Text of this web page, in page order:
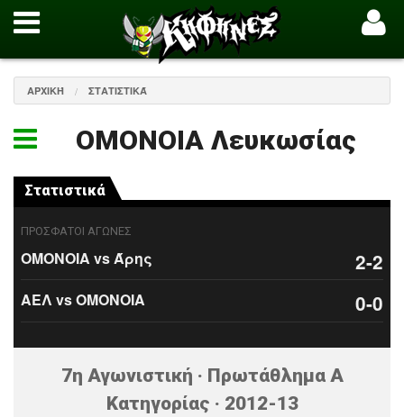
ΑΡΧΙΚΉ ΣΤΑΤΙΣΤΙΚΆ
ΟΜΟΝΟΙΑ Λευκωσίας
Στατιστικά
ΠΡΟΣΦΑΤΟΙ ΑΓΩΝΕΣ
ΟΜΟΝΟΙΑ vs Άρης 2-2
ΑΕΛ vs ΟΜΟΝΟΙΑ 0-0
7η Αγωνιστική · Πρωτάθλημα Α
Κατηγορίας · 2012-13